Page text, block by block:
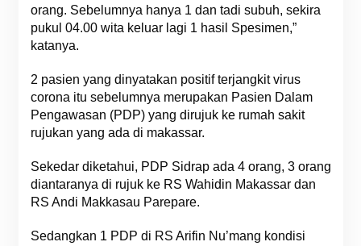
orang. Sebelumnya hanya 1 dan tadi subuh, sekira
pukul 04.00 wita keluar lagi 1 hasil Spesimen,”
katanya.
2 pasien yang dinyatakan positif terjangkit virus
corona itu sebelumnya merupakan Pasien Dalam
Pengawasan (PDP) yang dirujuk ke rumah sakit
rujukan yang ada di makassar.
Sekedar diketahui, PDP Sidrap ada 4 orang, 3 orang
diantaranya di rujuk ke RS Wahidin Makassar dan
RS Andi Makkasau Parepare.
Sedangkan 1 PDP di RS Arifin Nu’mang kondisi